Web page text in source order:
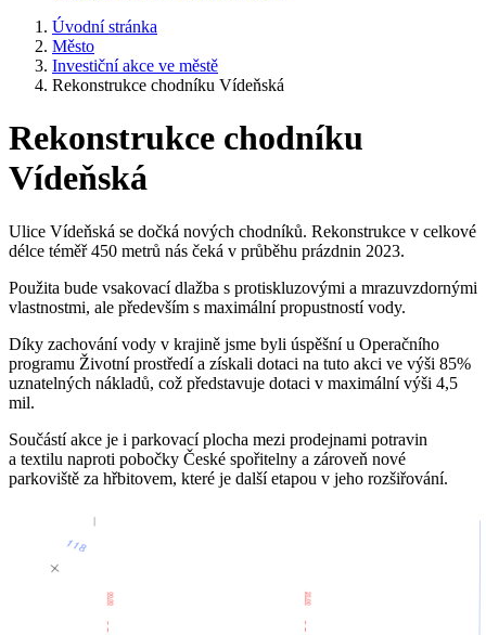
Úvodní stránka
Město
Investiční akce ve městě
Rekonstrukce chodníku Vídeňská
Rekonstrukce chodníku
Vídeňská
Ulice Vídeňská se dočká nových chodníků. Rekonstrukce v celkové
délce téměř 450 metrů nás čeká v průběhu prázdnin 2023.
Použita bude vsakovací dlažba s protiskluzovými a mrazuvzdornými
vlastnostmi, ale především s maximální propustností vody.
Díky zachování vody v krajině jsme byli úspěšní u Operačního
programu Životní prostředí a získali dotaci na tuto akci ve výši 85%
uznatelných nákladů, což představuje dotaci v maximální výši 4,5
mil.
Součástí akce je i parkovací plocha mezi prodejnami potravin
a textilu naproti pobočky České spořitelny a zároveň nové
parkoviště za hřbitovem, které je další etapou v jeho rozšiřování.